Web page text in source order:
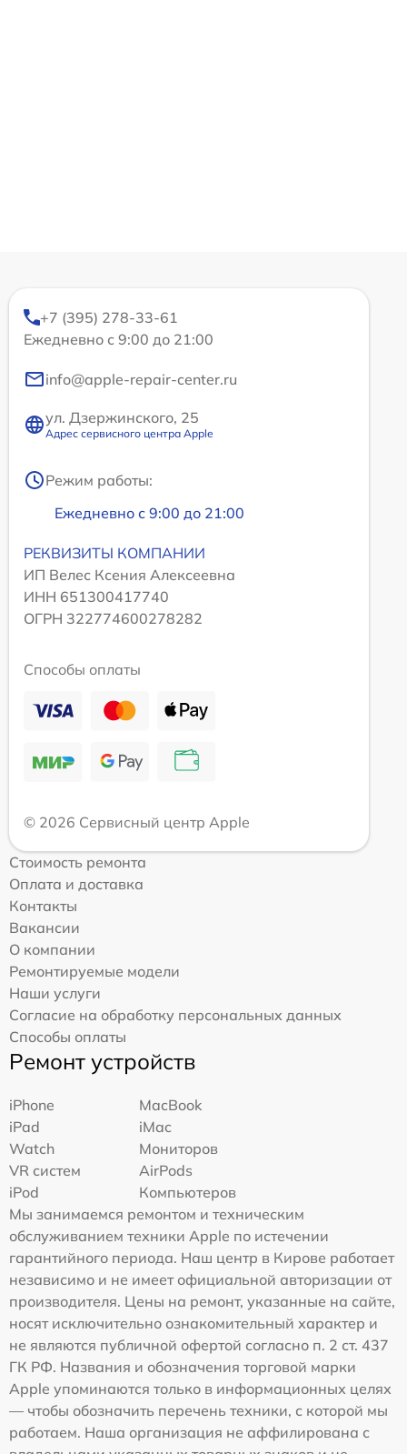
+7 (395) 278-33-61
Ежедневно с 9:00 до 21:00
info@apple-repair-center.ru
ул. Дзержинского, 25
Адрес сервисного центра Apple
Режим работы:
Ежедневно с 9:00 до 21:00
РЕКВИЗИТЫ КОМПАНИИ
ИП Велес Ксения Алексеевна
ИНН 651300417740
ОГРН 322774600278282
Способы оплаты
© 2026 Сервисный центр Apple
Стоимость ремонта
Оплата и доставка
Контакты
Вакансии
О компании
Ремонтируемые модели
Наши услуги
Согласие на обработку персональных данных
Способы оплаты
Ремонт устройств
iPhone
MacBook
iPad
iMac
Watch
Мониторов
VR систем
AirPods
iPod
Компьютеров
Мы занимаемся ремонтом и техническим
обслуживанием техники Apple по истечении
гарантийного периода. Наш центр в Кирове работает
независимо и не имеет официальной авторизации от
производителя. Цены на ремонт, указанные на сайте,
носят исключительно ознакомительный характер и
не являются публичной офертой согласно п. 2 ст. 437
ГК РФ. Названия и обозначения торговой марки
Apple упоминаются только в информационных целях
— чтобы обозначить перечень техники, с которой мы
работаем. Наша организация не аффилирована с